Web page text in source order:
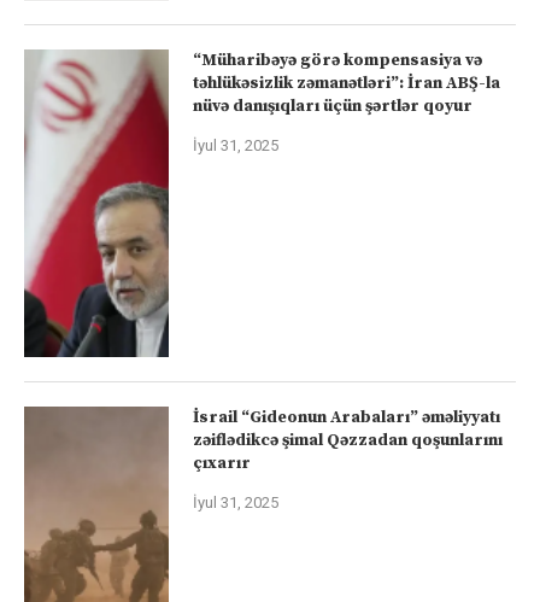
“Müharibəyə görə kompensasiya və
təhlükəsizlik zəmanətləri”: İran ABŞ-la
nüvə danışıqları üçün şərtlər qoyur
İyul 31, 2025
İsrail “Gideonun Arabaları” əməliyyatı
zəiflədikcə şimal Qəzzadan qoşunlarını
çıxarır
İyul 31, 2025